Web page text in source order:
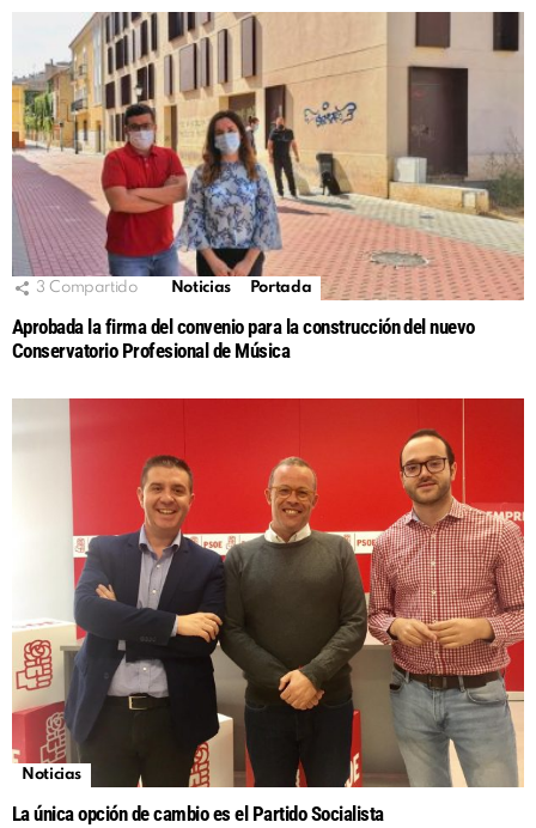
3 Compartido Noticias Portada
Aprobada la firma del convenio para la construcción del nuevo
Conservatorio Profesional de Música
Noticias
La única opción de cambio es el Partido Socialista